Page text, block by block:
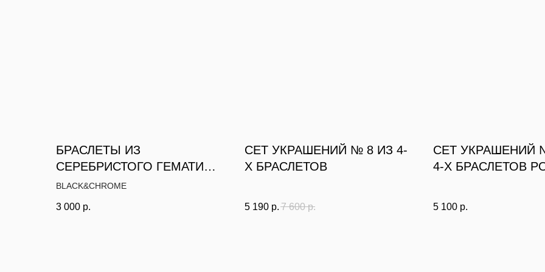
БРАСЛЕТЫ ИЗ
СЕРЕБРИСТОГО ГЕМАТИТА
БИКОЛОР
BLACK&CHROME
3 000 р.
СЕТ УКРАШЕНИЙ № 8 ИЗ 4-
Х БРАСЛЕТОВ
5 190 р. 7 600 р.
СЕТ УКРАШЕНИЙ
4-Х БРАСЛЕТОВ
5 100 р.